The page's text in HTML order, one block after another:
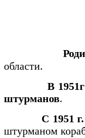
области.
В 1951г
штурманов.
С 1951
штурманом